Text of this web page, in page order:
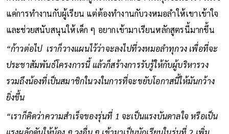
แค่การทำงานกับผู้เรียน แต่ต้องทำงานกับวงหมอลำให้เขาเข้าใจ
และช่วยสนับสนุนให้เด็ก ๆ อยากเข้ามาเรียนหลักสูตรนี้มากขึ้น
“ก้าวต่อไป เราก็วางแผนไว้ว่าจะลงไปที่วงหมอลำทุกวง เพื่อที่จะ
ประชาสัมพันธ์โครงการนี้ แล้วก็สร้างการรับรู้ให้กับผู้บริหารวง
รวมถึงน้องที่เป็นสมาชิกในวงในการที่จะขยับโอกาสนี้ให้มันกว้าง
ยิ่งขึ้น
“เราก็คิดว่าความสำเร็จของรุ่นที่ 1 จะเป็นแรงบันดาลใจ หรือเป็น